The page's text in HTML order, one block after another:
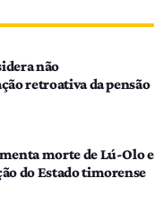
não
retroativa da pensão
morte de Lú-Olo e
do Estado timorense